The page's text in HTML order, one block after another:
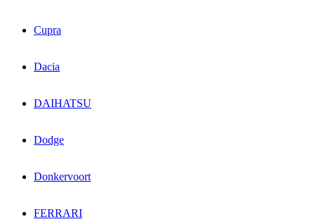
Cupra
Dacia
DAIHATSU
Dodge
Donkervoort
FERRARI